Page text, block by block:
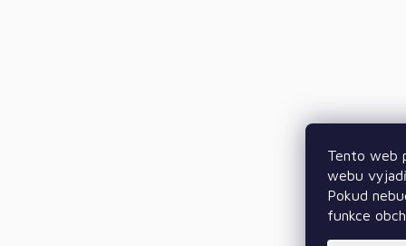
Tento web
webu
Pokud
funkce